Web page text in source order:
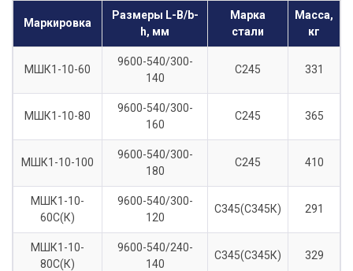
Маркировка
Размеры L-B/b-
h, мм
Марка
стали
Масса,
кг
МШК1-10-60
9600-540/300-
140
С245 331
МШК1-10-80
9600-540/300-
160
С245 365
МШК1-10-100
9600-540/300-
180
С245 410
МШК1-10-
60С(К)
9600-540/300-
120
С345(С345К) 291
МШК1-10-
80С(К)
9600-540/240-
140
С345(С345К) 329